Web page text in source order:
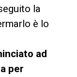
la
è lo
ad
per